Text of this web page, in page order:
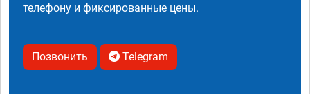
телефону и фиксированные цены.
Позвонить Telegram